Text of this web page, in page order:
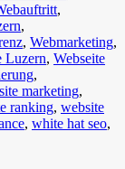
,
,
, Webmarketing,
Luzern, Webseite
,
marketing,
ranking, website
, white hat seo,